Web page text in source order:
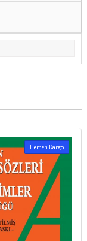
Hemen Kargo